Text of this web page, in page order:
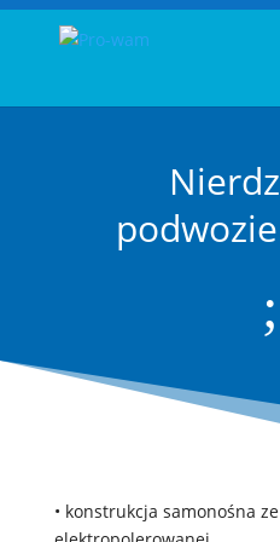
;
• konstrukcja samonośna